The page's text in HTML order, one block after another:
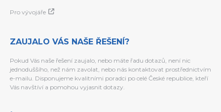
ZAUJALO VÁS NAŠE ŘEŠENÍ?
Pokud Vás naše řešení zaujalo, nebo máte řadu dotazů, není nic
jednoduššího, než nám zavolat, nebo nás kontaktovat prostřednictvím
e-mailu. Disponujeme kvalitními poradci po celé České republice, kteří
Vás navštíví a pomohou vyjasnit dotazy.
Pro vývojáře